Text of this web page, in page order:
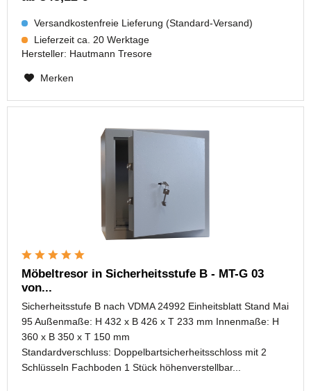
Versandkostenfreie Lieferung (Standard-Versand)
Lieferzeit ca. 20 Werktage
Hersteller: Hautmann Tresore
Merken
Möbeltresor in Sicherheitsstufe B - MT-G 03
von...
Sicherheitsstufe B nach VDMA 24992 Einheitsblatt Stand Mai
95 Außenmaße: H 432 x B 426 x T 233 mm Innenmaße: H
360 x B 350 x T 150 mm
Standardverschluss: Doppelbartsicherheitsschloss mit 2
Schlüsseln Fachboden 1 Stück höhenverstellbar...